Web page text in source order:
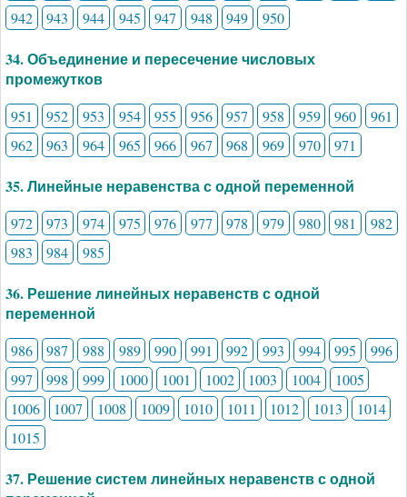
942
943 944 945 947 948 949 950
34. Объединение и пересечение числовых
промежутков
951 952 953 954 955 956 957 958 959 960
961
962
963 964 965 966 967 968 969 970 971
35. Линейные неравенства с одной переменной
972 973 974 975 976 977 978 979 980 981
982
983
984 985
36. Решение линейных неравенств с одной
переменной
986 987 988 989 990 991 992 993 994 995
996
997
998 999 1000 1001 1002 1003 1004
1005
1006
1007 1008 1009 1010 1011 1012 1013
1014
1015
37. Решение систем линейных неравенств с одной